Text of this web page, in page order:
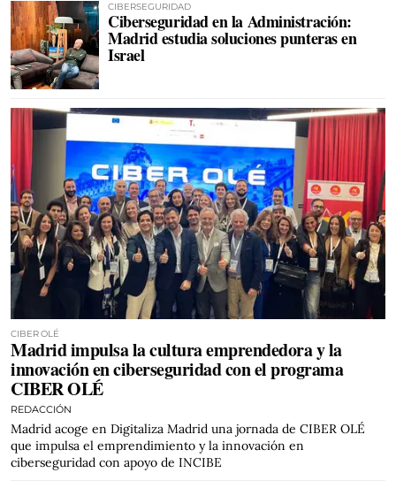
CIBERSEGURIDAD
Ciberseguridad en la Administración:
Madrid estudia soluciones punteras en
Israel
CIBER OLÉ
Madrid impulsa la cultura emprendedora y la
innovación en ciberseguridad con el programa
CIBER OLÉ
REDACCIÓN
Madrid acoge en Digitaliza Madrid una jornada de CIBER OLÉ
que impulsa el emprendimiento y la innovación en
ciberseguridad con apoyo de INCIBE